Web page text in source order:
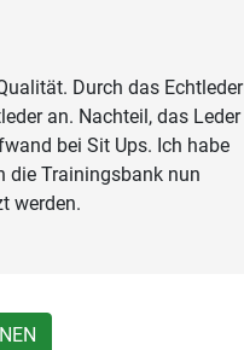
Durch das Echtleder
an. Nachteil, das Leder
bei Sit Ups. Ich habe
die Trainingsbank nun
werden.